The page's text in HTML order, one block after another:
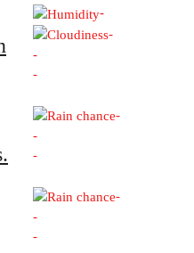
-
-
-
-
-
-
-
-
-
-